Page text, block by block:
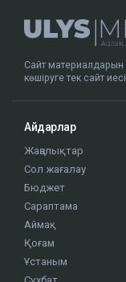
көшіруге тек сайт
Сол жағалау
Бюджет
Сараптама
Аймақ
Қоғам
Ұстаным
Сұхбат